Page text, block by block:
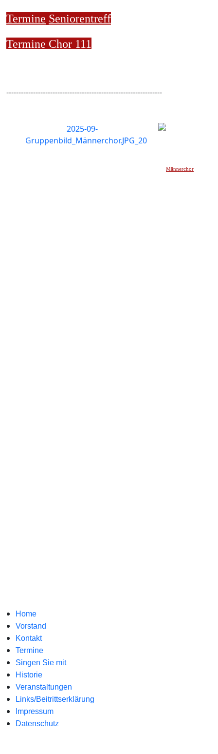
Termine Seniorentreff
Termine Chor 111
----------------------------------------------------------------
Männerchor
Home
Vorstand
Kontakt
Termine
Singen Sie mit
Historie
Veranstaltungen
Links/Beitrittserklärung
Impressum
Datenschutz